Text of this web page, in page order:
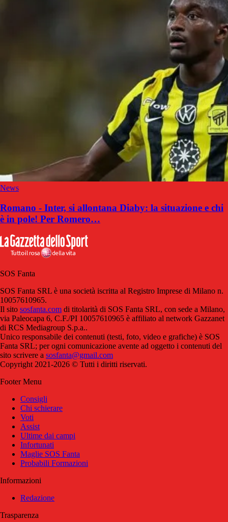
News
Romano - Inter, si allontana Diaby: la situazione e chi
è in pole! Per Romero…
SOS Fanta
SOS Fanta SRL è una società iscritta al Registro Imprese di Milano n.
10057610965.
Il sito sosfanta.com di titolarità di SOS Fanta SRL, con sede a Milano,
via Paleocapa 6, C.F./PI 10057610965 è affiliato al network Gazzanet
di RCS Mediagroup S.p.a..
Unico responsabile dei contenuti (testi, foto, video e grafiche) è SOS
Fanta SRL; per ogni comunicazione avente ad oggetto i contenuti del
sito scrivere a sosfanta@gmail.com
Copyright 2021-2026 © Tutti i diritti riservati.
Footer Menu
Consigli
Chi schierare
Voti
Assist
Ultime dai campi
Infortunati
Maglie SOS Fanta
Probabili Formazioni
Informazioni
Redazione
Trasparenza